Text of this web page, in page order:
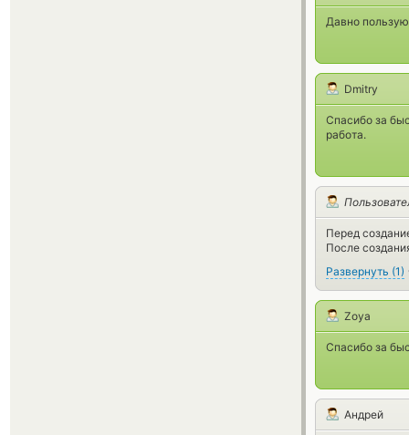
Давно
Dmitry
Спасибо за
работа.
Перед
После
Развернуть (1)
Zoya
Спасибо за
Андрей